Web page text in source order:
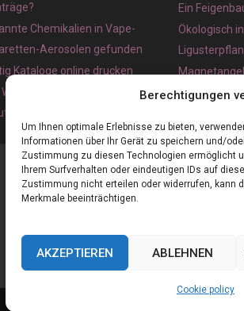
Berechtigungen
Um Ihnen optimale Erlebnisse zu bieten,
Informationen über Ihr Gerät zu speichern und/
Zustimmung zu diesen Technologien ermöglicht
Ihrem Surfverhalten oder eindeutigen IDs auf
Zustimmung nicht erteilen oder widerrufen, kann
Merkmale beeinträchtigen.
AKZEPTIEREN ABLEHNEN
Cookie policy
Chemikalien in Vape-
Aerosolen gefunden
Kataloge online drucken
in eine App für iOS
Idee?
Ein
Ökologisch